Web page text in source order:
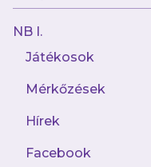
NB I.
Játékosok
Mérkőzések
Hírek
Facebook
2025.10.17
Derbi-történelem